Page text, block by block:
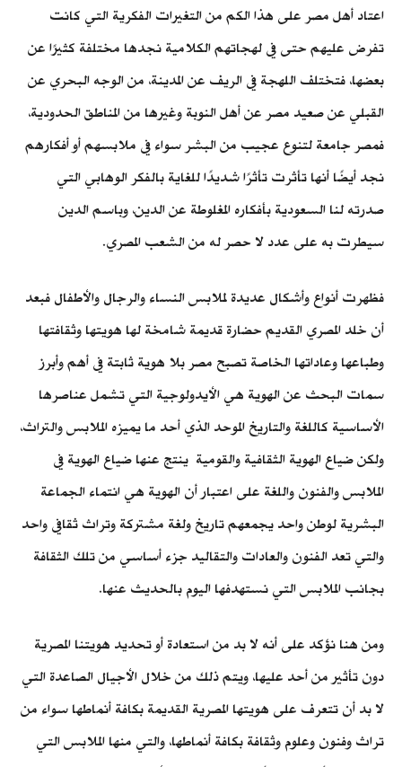
اعتاد أهل مصر على هذا الكم من التغيرات الفكرية التي كانت
تفرض عليهم حتى في لهجاتهم الكلامية نجدها مختلفة كثيرًا عن
بعضها، فتختلف اللهجة في الريف عن المدينة، من الوجه البحري عن
القبلي عن صعيد مصر عن أهل النوبة وغيرها من المناطق الحدودية،
فمصر جامعة لتنوع عجيب من البشر سواء في ملابسهم أو أفكارهم
نجد أيضًا أنها تأثرت تأثرًا شديدًا للغاية بالفكر الوهابي التي
صدرته لنا السعودية بأفكاره المغلوطة عن الدين، وباسم الدين
سيطرت به على عدد لا حصر له من الشعب المصري.
فظهرت أنواع وأشكال عديدة لملابس النساء والرجال والأطفال فبعد
أن خلد المصري القديم حضارة قديمة شامخة لها هويتها وثقافتها
وطباعها وعاداتها الخاصة تصبح مصر بلا هوية ثابتة في أهم وأبرز
سمات البحث عن الهوية هي الأيدولوجية التي تشمل عناصرها
الأساسية كاللغة والتاريخ الموحد الذي أحد ما يميزه الملابس والتراث،
ولكن ضياع الهوية الثقافية والقومية ينتج عنها ضياع الهوية في
الملابس والفنون واللغة على اعتبار أن الهوية هي انتماء الجماعة
البشرية لوطن واحد يجمعهم تاريخ ولغة مشتركة وتراث ثقافي واحد
والتي تعد الفنون والعادات والتقاليد جزء أساسي من تلك الثقافة
بجانب الملابس التي نستهدفها اليوم بالحديث عنها.
ومن هنا نؤكد على أنه لا بد من استعادة أو تحديد هويتنا المصرية
دون تأثير من أحد عليها، ويتم ذلك من خلال الأجيال الصاعدة التي
لا بد أن تتعرف على هويتها المصرية القديمة بكافة أنماطها سواء من
تراث وفنون وعلوم وثقافة بكافة أنماطها، والتي منها الملابس التي